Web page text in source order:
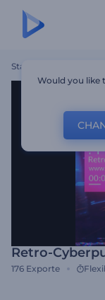
Startseite
Retro-
176 Exporte
Would you like